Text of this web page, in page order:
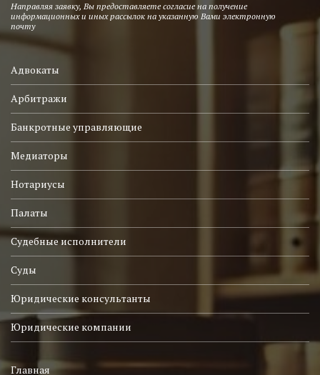
Направляя заявку, Вы предоставляете согласие на получение
информационных и иных рассылок на указанную Вами электронную
почту
Адвокаты
Арбитражи
Банкротные управляющие
Медиаторы
Нотариусы
Палаты
Судебные исполнители
Суды
Юридические консультанты
Юридические компании
Главная